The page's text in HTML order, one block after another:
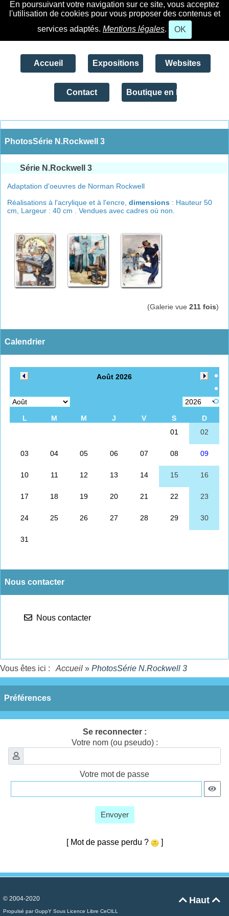
En poursuivant votre navigation sur ce site, vous acceptez
l'utilisation de cookies pour vous proposer des contenus et
services adaptés. Mentions légales. OK
Accueil Expositions Websites
Contact Boutique en ligne
PhotosSérie N.Rockwell 3
Série N.Rockwell 3
Adaptation d'oeuvres de Norman Rockwell
Réalisations à l'acrylique et à l'encre,dimensions : Hauteur 50
cm, Largeur : 40 cm . Vendues avec cadres où non.
(Galerie vue 211 fois)
Calendrier
Nous contacter
Nous contacter
Vous êtes ici : Accueil » PhotosSérie N.Rockwell 3
Préférences
Se reconnecter :
Votre nom (ou pseudo) :
Votre mot de passe
Envoyer
[ Mot de passe perdu ? ]
Haut 
© 2004-2020
Propulsé par GuppY Sous Licence Libre CeCILL